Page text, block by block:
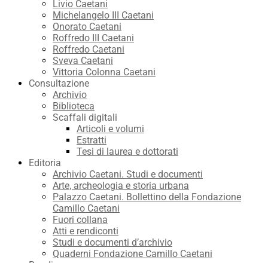
Livio Caetani
Michelangelo III Caetani
Onorato Caetani
Roffredo III Caetani
Roffredo Caetani
Sveva Caetani
Vittoria Colonna Caetani
Consultazione
Archivio
Biblioteca
Scaffali digitali
Articoli e volumi
Estratti
Tesi di laurea e dottorati
Editoria
Archivio Caetani. Studi e documenti
Arte, archeologia e storia urbana
Palazzo Caetani. Bollettino della Fondazione
Camillo Caetani
Fuori collana
Atti e rendiconti
Studi e documenti d’archivio
Quaderni Fondazione Camillo Caetani